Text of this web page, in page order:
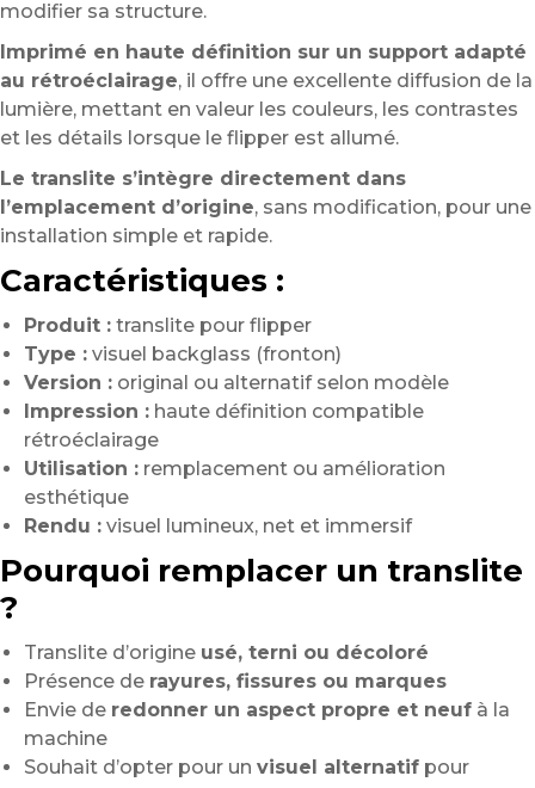
modifier sa structure.
Imprimé en haute définition sur un support adapté
au rétroéclairage, il offre une excellente diffusion de la
lumière, mettant en valeur les couleurs, les contrastes
et les détails lorsque le flipper est allumé.
Le translite s’intègre directement dans
l’emplacement d’origine, sans modification, pour une
installation simple et rapide.
Caractéristiques :
Produit : translite pour flipper
Type : visuel backglass (fronton)
Version : original ou alternatif selon modèle
Impression : haute définition compatible
rétroéclairage
Utilisation : remplacement ou amélioration
esthétique
Rendu : visuel lumineux, net et immersif
Pourquoi remplacer un translite
?
Translite d’origine usé, terni ou décoloré
Présence de rayures, fissures ou marques
Envie de redonner un aspect propre et neuf à la
machine
Souhait d’opter pour un visuel alternatif pour